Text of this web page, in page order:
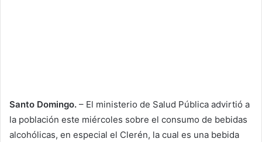
Santo Domingo. – El ministerio de Salud Pública advirtió a
la población este miércoles sobre el consumo de bebidas
alcohólicas, en especial el Clerén, la cual es una bebida